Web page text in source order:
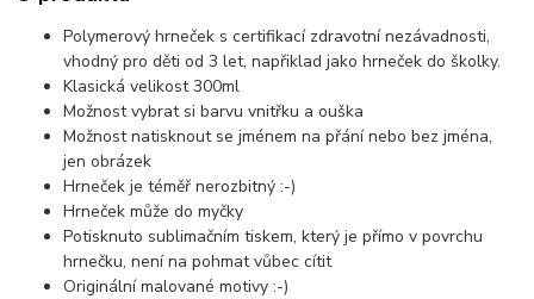
Polymerový hrneček s certifikací zdravotní nezávadnosti,
vhodný pro děti od 3 let, napřiklad jako hrneček do školky.
Klasická velikost 300ml
Možnost vybrat si barvu vnitřku a ouška
Možnost natisknout se jménem na přání nebo bez jména,
jen obrázek
Hrneček je téměř nerozbitný :-)
Hrneček může do myčky
Potisknuto sublimačním tiskem, který je přímo v povrchu
hrnečku, není na pohmat vůbec cítit
Originální malované motivy :-)